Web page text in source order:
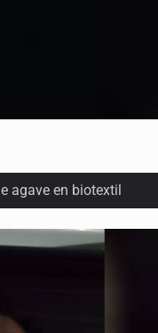
agave en biotextil
de Jalisco eliminar la